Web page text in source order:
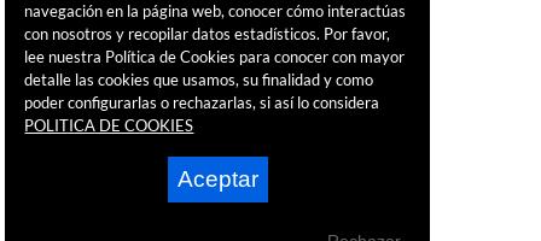
navegación en la página web, conocer cómo interactúas
con nosotros y recopilar datos estadísticos. Por favor,
lee nuestra Política de Cookies para conocer con mayor
detalle las cookies que usamos, su finalidad y como
poder configurarlas o rechazarlas, si así lo considera
POLITICA DE COOKIES
Aceptar